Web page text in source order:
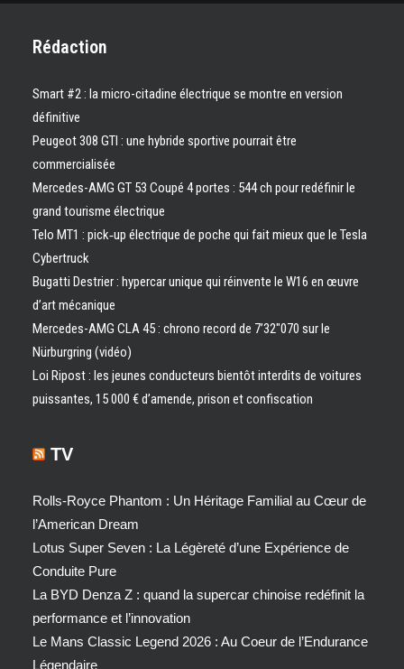
Rédaction
Smart #2 : la micro-citadine électrique se montre en version
définitive
Peugeot 308 GTI : une hybride sportive pourrait être
commercialisée
Mercedes-AMG GT 53 Coupé 4 portes : 544 ch pour redéfinir le
grand tourisme électrique
Telo MT1 : pick‑up électrique de poche qui fait mieux que le Tesla
Cybertruck
Bugatti Destrier : hypercar unique qui réinvente le W16 en œuvre
d’art mécanique
Mercedes-AMG CLA 45 : chrono record de 7’32″070 sur le
Nürburgring (vidéo)
Loi Ripost : les jeunes conducteurs bientôt interdits de voitures
puissantes, 15 000 € d’amende, prison et confiscation
TV
Rolls-Royce Phantom : Un Héritage Familial au Cœur de
l’American Dream
Lotus Super Seven : La Légèreté d’une Expérience de
Conduite Pure
La BYD Denza Z : quand la supercar chinoise redéfinit la
performance et l’innovation
Le Mans Classic Legend 2026 : Au Coeur de l’Endurance
Légendaire